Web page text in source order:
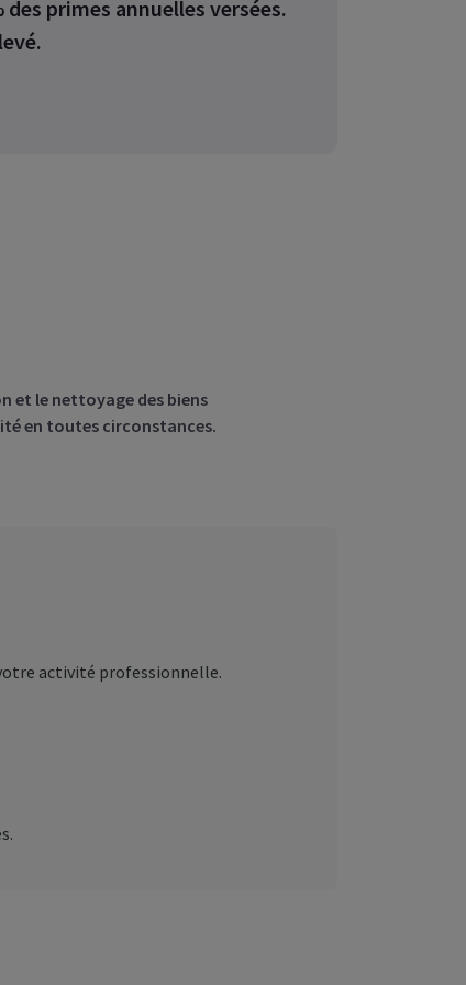
primes annuelles versées.
et le nettoyage des biens
en toutes circonstances.
activité professionnelle.